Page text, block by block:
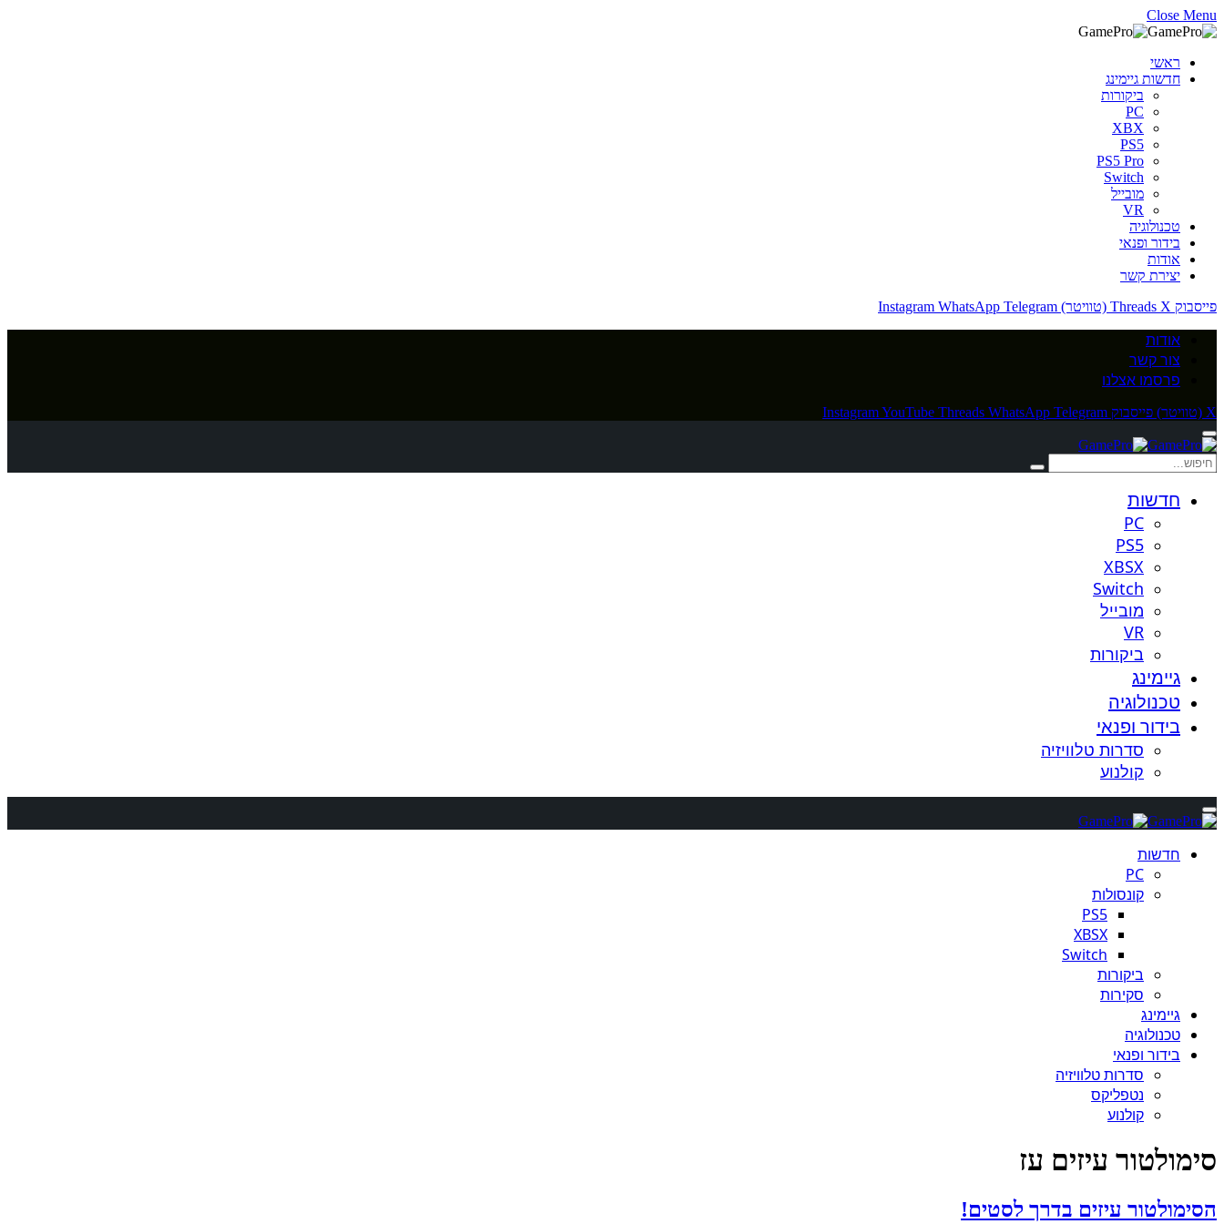
Close Menu
ראשי
חדשות גיימינג
ביקורות
PC
XBX
PS5
PS5 Pro
Switch
מובייל
VR
טכנולוגיה
בידור ופנאי
אודות
יצירת קשר
פייסבוק
Threads X (טוויטר) Instagram WhatsApp Telegram
אודות
צור קשר
פרסמו אצלנו
X (טוויטר) פייסבוק InstagramYouTube Threads WhatsApp Telegram
חדשות
PC
PS5
XBSX
Switch
מובייל
VR
ביקורות
גיימינג
טכנולוגיה
בידור ופנאי
סדרות טלוויזיה
קולנוע
חדשות
PC
קונסולות
PS5
XBSX
Switch
ביקורות
סקירות
גיימינג
טכנולוגיה
בידור ופנאי
סדרות טלוויזיה
נטפליקס
קולנוע
סימולטור עיזים עז
הסימולטור עיזים בדרך לסטים!